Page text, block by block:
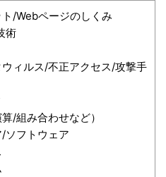
ト/Webページのしくみ
術
ウィルス/不正アクセス/攻撃手
/組み合わせなど）
/ソフトウェア